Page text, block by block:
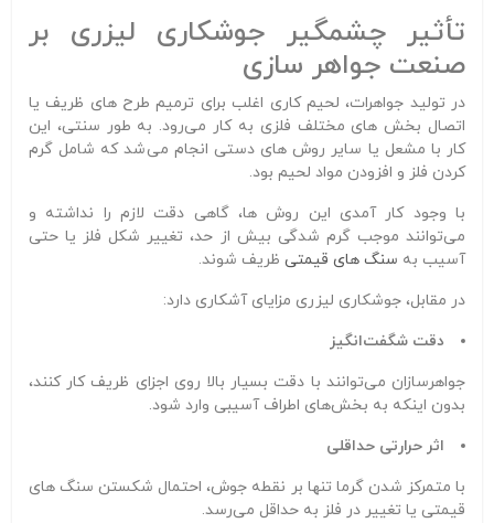
تأثیر چشمگیر جوشکاری لیزری بر
صنعت جواهر سازی
در تولید جواهرات، لحیم‌ کاری اغلب برای ترمیم طرح‌ های ظریف یا
اتصال بخش‌ های مختلف فلزی به کار می‌رود. به‌ طور سنتی، این
کار با مشعل یا سایر روش‌ های دستی انجام می‌شد که شامل گرم‌
کردن فلز و افزودن مواد لحیم بود.
با وجود کار آمدی این روش‌ ها، گاهی دقت لازم را نداشته و
می‌توانند موجب گرم‌ شدگی بیش‌ از حد، تغییر شکل فلز یا حتی
آسیب به سنگ‌ های قیمتی ظریف شوند.
در مقابل، جوشکاری لیزری مزایای آشکاری دارد:
دقت شگفت‌انگیز
جواهرسازان می‌توانند با دقت بسیار بالا روی اجزای ظریف کار کنند،
بدون اینکه به بخش‌های اطراف آسیبی وارد شود.
اثر حرارتی حداقلی
با متمرکز شدن گرما تنها بر نقطه جوش، احتمال شکستن سنگ‌ های
قیمتی یا تغییر در فلز به حداقل می‌رسد.